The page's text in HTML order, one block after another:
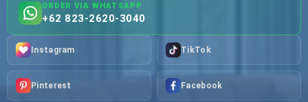
ORDER VIA WHATSAPP
+62 823-2620-3040
Instagram TikTok
Pinterest Facebook